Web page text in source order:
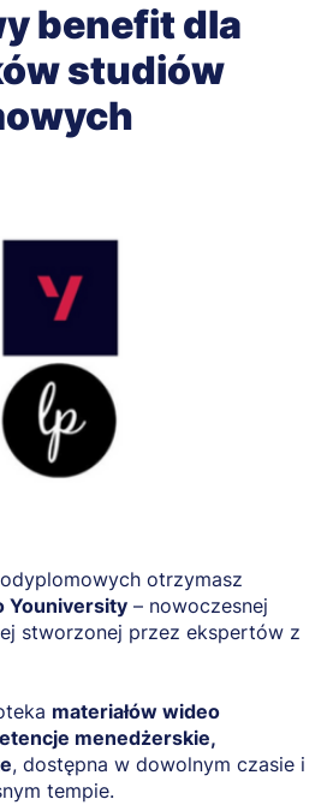
benefit dla
studiów
otrzymasz
Youniversity – nowoczesnej
stworzonej przez ekspertów z
materiałów wideo
menedżerskie,
, dostępna w dowolnym czasie i
tempie.